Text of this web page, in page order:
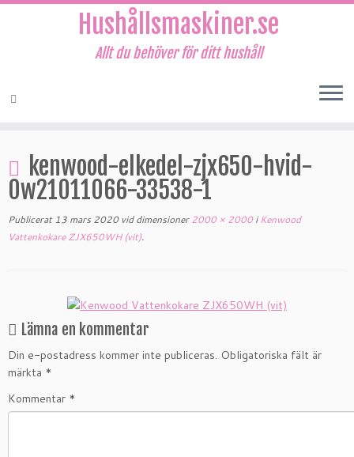
innehåll
Hushållsmaskiner.se
Allt du behöver för ditt hushåll
kenwood-elkedel-zjx650-hvid-
0w21011066-33538-1
Publicerat 13 mars 2020vid dimensioner2000 × 2000iKenwood
Vattenkokare ZJX650WH (vit).
Lämna en kommentar
Din e-postadress kommer inte publiceras. Obligatoriska fält är
märkta *
Kommentar *